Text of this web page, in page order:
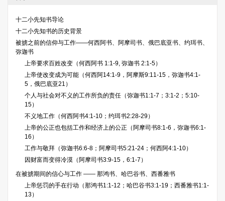
十二小先知书导论
十二小先知书的历史背景
被掳之前的信仰与工作——何西阿书、阿摩司书、俄巴底亚书、约珥书、
弥迦书
上帝要求百姓改变（何西阿书 1:1-9, 弥迦书 2:1-5）
上帝使改变成为可能（何西阿14:1-9，阿摩斯9:11-15，弥迦书4:1-
5，俄巴底亚21）
个人与社会对不义的工作所负的责任（弥迦书1:1-7；3:1-2；5:10-
15）
不义地工作（何西阿书4:1-10；约珥书2:28-29）
上帝的公正也包括工作和经济上的公正（阿摩司书8:1-6，弥迦书6:1-
16）
工作与敬拜（弥迦书6:6-8；阿摩司书5:21-24；何西阿4:1-10）
因财富而变得冷漠（阿摩司书3:9-15，6:1-7）
在被掳期间的信心与工作 —— 那鸿书、哈巴谷书、西番雅书
上帝惩罚的手在行动（那鸿书1:1-12；哈巴谷书3:1-19；西番雅书1:1-
13）